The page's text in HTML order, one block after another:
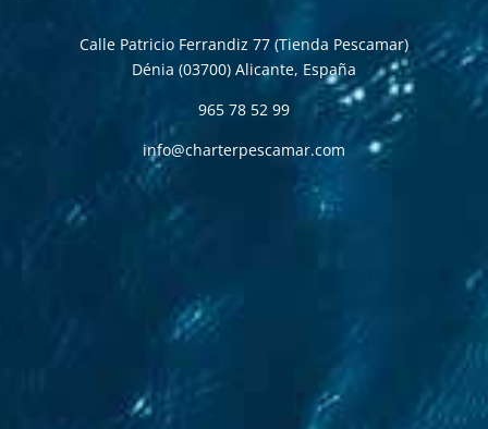
Calle Patricio Ferrandiz 77 (Tienda Pescamar)
Dénia (03700) Alicante, España
965 78 52 99
info@charterpescamar.com